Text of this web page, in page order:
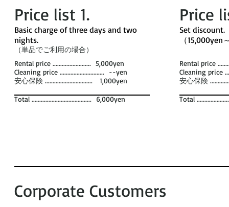
Price list 1​.
​Basic charge of three days and two
nights. ​
（単品でご利用の場合）
Rental price ......................... 5,000yen
Cleaning price ............................. --yen
安心保険 ............................... 1,000yen
Total ....................................... 6,000yen
Price
​Set discount. ​
（15,000yen
Rental price
Cleaning price
安心保険
Total
Corporate Customers